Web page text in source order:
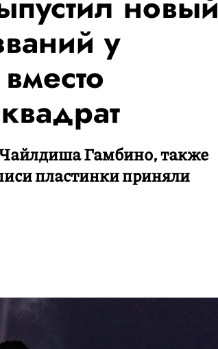
у
Гамбино, также
пластинки приняли